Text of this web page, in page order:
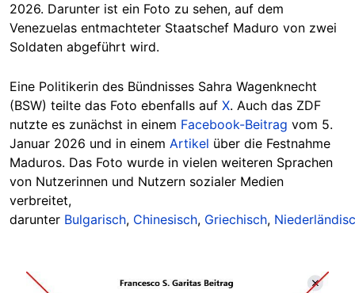
2026. Darunter ist ein Foto zu sehen, auf dem
Venezuelas entmachteter Staatschef Maduro von zwei
Soldaten abgeführt wird.
Eine Politikerin des Bündnisses Sahra Wagenknecht
(BSW) teilte das Foto ebenfalls auf X. Auch das ZDF
nutzte es zunächst in einem Facebook-Beitrag vom 5.
Januar 2026 und in einem Artikel über die Festnahme
Maduros. Das Foto wurde in vielen weiteren Sprachen
von Nutzerinnen und Nutzern sozialer Medien
verbreitet,
darunter Bulgarisch, Chinesisch, Griechisch,
Image